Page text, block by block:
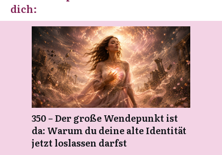
dich:
350 – Der große Wendepunkt ist
da: Warum du deine alte Identität
jetzt loslassen darfst